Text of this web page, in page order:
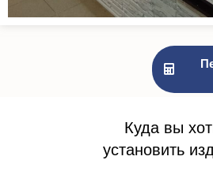
Куда вы
установить